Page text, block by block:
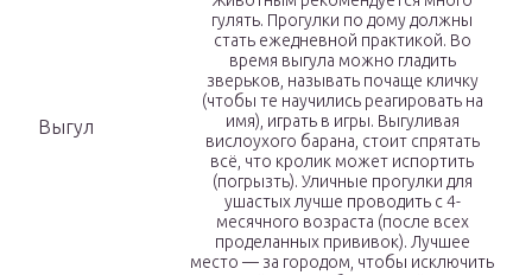
Выгул
гулять. Прогулки по дому должны
стать ежедневной практикой. Во
время выгула можно гладить
зверьков, называть почаще кличку
(чтобы те научились реагировать на
имя), играть в игры. Выгуливая
вислоухого барана, стоит спрятать
всё, что кролик может испортить
(погрызть). Уличные прогулки для
ушастых лучше проводить с 4-
месячного возраста (после всех
проделанных прививок). Лучшее
место — за городом, чтобы исключить